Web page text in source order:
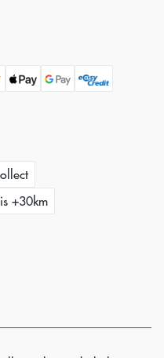
+30km